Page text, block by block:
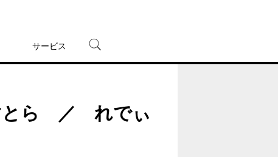
サービス
TSUTAYAプレミアムNEXT
とら ／ れでぃ